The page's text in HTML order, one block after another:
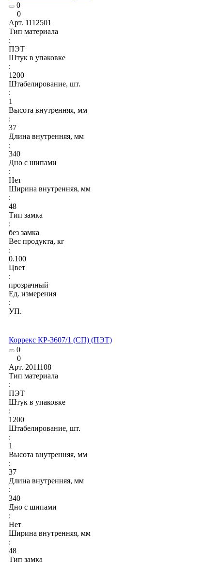
0
0
Арт. 1112501
Тип материала
:
ПЭТ
Штук в упаковке
:
1200
Штабелирование, шт.
:
1
Высота внутренняя, мм
:
37
Длина внутренняя, мм
:
340
Дно с шипами
:
Нет
Ширина внутренняя, мм
:
48
Тип замка
:
без замка
Вес продукта, кг
:
0.100
Цвет
:
прозрачный
Ед. измерения
:
УП.
Коррекс КР-3607/1 (СП) (ПЭТ)
0
0
Арт. 2011108
Тип материала
:
ПЭТ
Штук в упаковке
:
1200
Штабелирование, шт.
:
1
Высота внутренняя, мм
:
37
Длина внутренняя, мм
:
340
Дно с шипами
:
Нет
Ширина внутренняя, мм
:
48
Тип замка